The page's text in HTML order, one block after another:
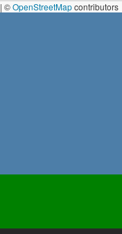
| ©OpenStreetMapcontributors